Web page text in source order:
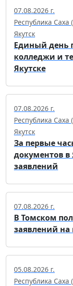
07.08.2026 г.
Республика Саха
Якутск
Единый день
колледжи и
Якутске
07.08.2026 г.
Республика Саха
Якутск
За первые
документов в
заявлений
07.08.2026 г.
В Томском
заявлений на
05.08.2026 г.
Республика Саха